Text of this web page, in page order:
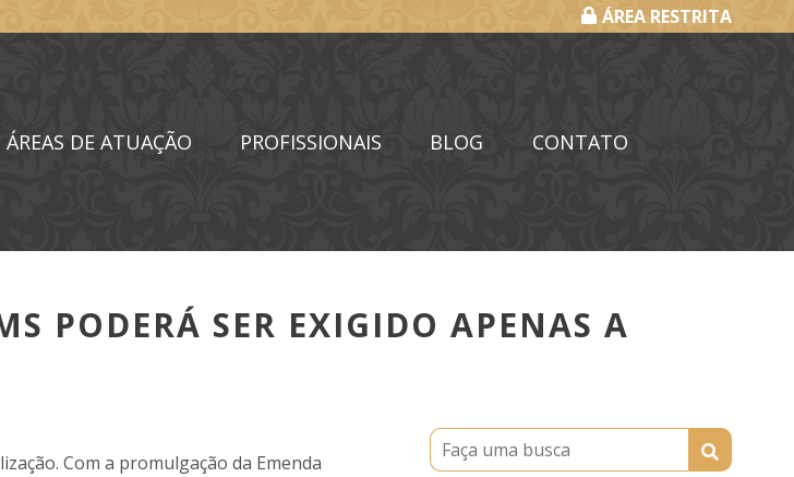
ÁREA RESTRITA
ÁREAS DE ATUAÇÃO PROFISSIONAIS BLOG CONTATO
PODERÁ SER EXIGIDO APENAS A
Com a promulgação da Emenda